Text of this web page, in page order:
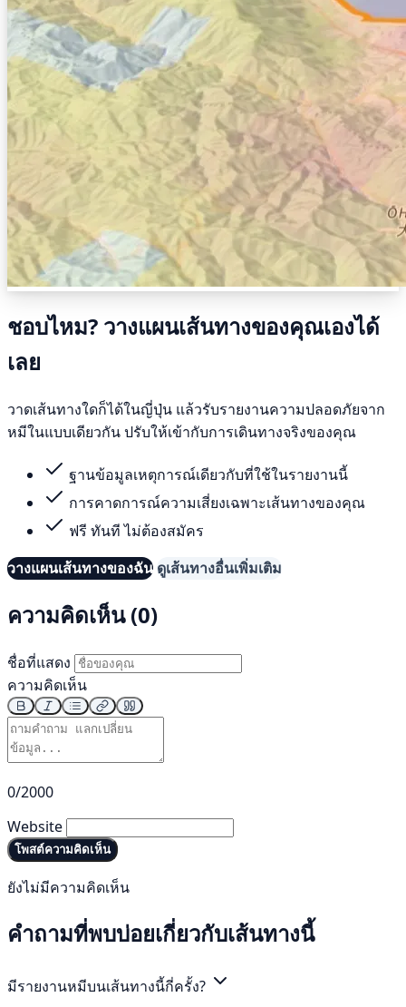
ชอบไหม? วางแผนเส้นทางของคุณเองได้
เลย
วาดเส้นทางใดก็ได้ในญี่ปุ่น แล้วรับรายงานความปลอดภัยจาก
หมีในแบบเดียวกัน ปรับให้เข้ากับการเดินทางจริงของคุณ
ฐานข้อมูลเหตุการณ์เดียวกับที่ใช้ในรายงานนี้
การคาดการณ์ความเสี่ยงเฉพาะเส้นทางของคุณ
ฟรี ทันที ไม่ต้องสมัคร
วางแผนเส้นทางของฉัน ดูเส้นทางอื่นเพิ่มเติม
ความคิดเห็น (0)
ชื่อที่แสดง
ความคิดเห็น
0/2000
Website
โพสต์ความคิดเห็น
ยังไม่มีความคิดเห็น
คำถามที่พบบ่อยเกี่ยวกับเส้นทางนี้
มีรายงานหมีบนเส้นทางนี้กี่ครั้ง?